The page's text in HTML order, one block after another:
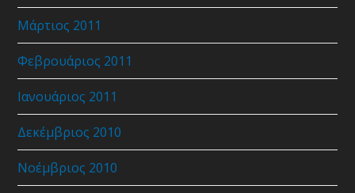
Μάρτιος 2011
Φεβρουάριος 2011
Ιανουάριος 2011
Δεκέμβριος 2010
Νοέμβριος 2010